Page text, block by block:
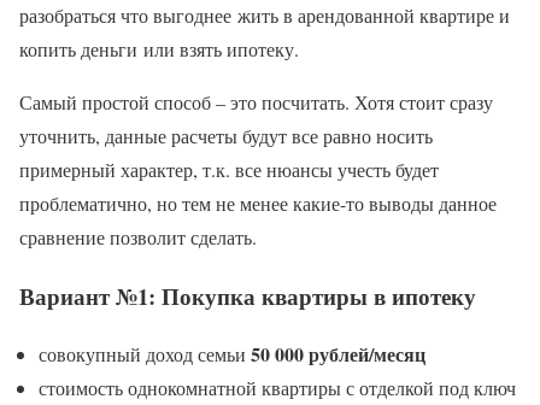
разобраться что выгоднее жить в арендованной квартире и
копить деньги или взять ипотеку.
Самый простой способ – это посчитать. Хотя стоит сразу
уточнить, данные расчеты будут все равно носить
примерный характер, т.к. все нюансы учесть будет
проблематично, но тем не менее какие-то выводы данное
сравнение позволит сделать.
Вариант №1: Покупка квартиры в ипотеку
совокупный доход семьи 50 000 рублей/месяц
стоимость однокомнатной квартиры с отделкой под ключ